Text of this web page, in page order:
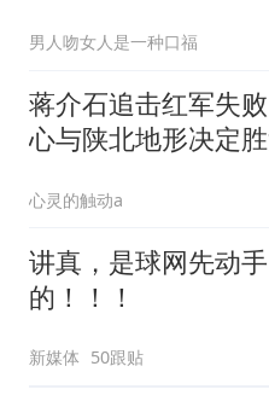
男人吻女人是一种口福
蒋介石追击红军失
心与陕北地形决定胜
心灵的触动a
讲真，是球网先动手
的！！！
新媒体 50跟贴